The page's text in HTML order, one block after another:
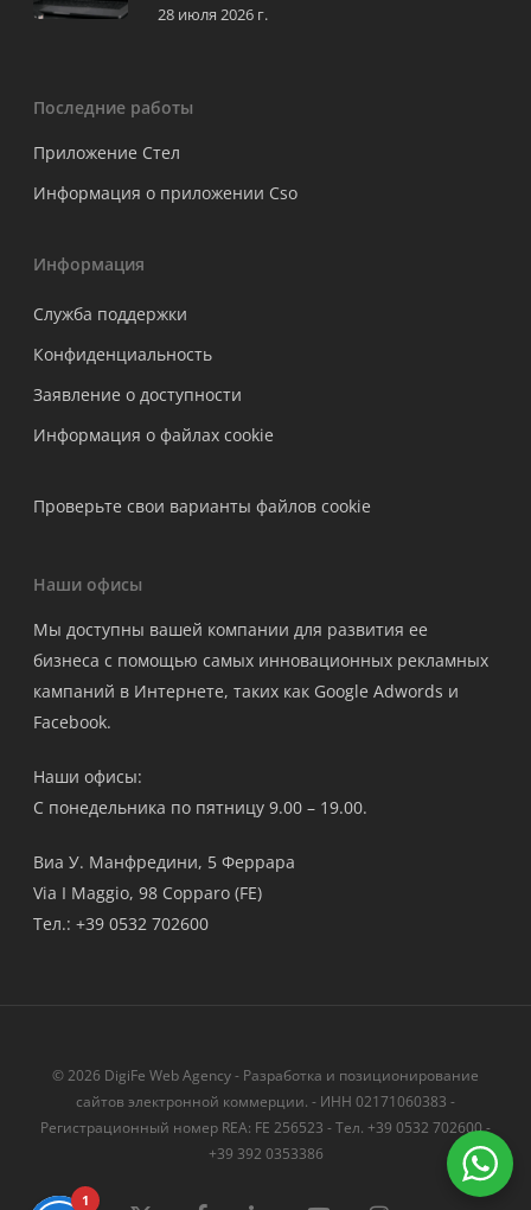
28 июля 2026 г.
Последние работы
Приложение Стел
Информация о приложении Cso
Информация
Служба поддержки
Конфиденциальность
Заявление о доступности
Информация о файлах cookie
Проверьте свои варианты файлов cookie
Наши офисы
Мы доступны вашей компании для развития ее
бизнеса с помощью самых инновационных рекламных
кампаний в Интернете, таких как Google Adwords и
Facebook.
Наши офисы:
С понедельника по пятницу 9.00 – 19.00.
Виа У. Манфредини, 5 Феррара
Via I Maggio, 98 Copparo (FE)
Тел.: +39 0532 702600
© 2026 DigiFe Web Agency - Разработка и позиционирование
сайтов электронной коммерции. - ИНН 02171060383 -
Регистрационный номер REA: FE 256523 - Тел. +39 0532 702600 -
+39 392 0353386
1